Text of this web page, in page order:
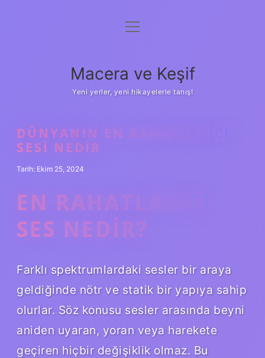
Anasayfa
Yasal Uyarı
menüyü
Macera ve Keşif
Yeni yerler, yeni hikayelerle tanış!
DÜNYANIN EN RAHATLATICI
SESI NEDIR
Tarih: Ekim 25, 2024
EN RAHATLATICI
SES NEDIR?
Farklı spektrumlardaki sesler bir araya
geldiğinde nötr ve statik bir yapıya sahip
olurlar. Söz konusu sesler arasında beyni
aniden uyaran, yoran veya harekete
geçiren hiçbir değişiklik olmaz. Bu